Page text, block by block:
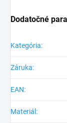
Dodatočné
Kategória:
Záruka:
EAN:
Materiál :